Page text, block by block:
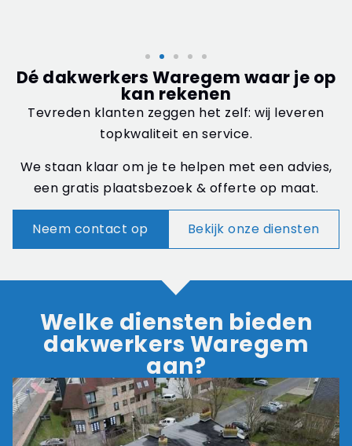
Dé dakwerkers Waregem waar je op
kan rekenen
Tevreden klanten zeggen het zelf: wij leveren
topkwaliteit en service.
We staan klaar om je te helpen met een advies,
een gratis plaatsbezoek & offerte op maat.
Neem contact op Bekijk onze diensten
Welke diensten bieden
dakwerkers Waregem
aan?